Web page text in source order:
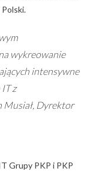
wykreowanie
intensywne
z
Musiał, Dyrektor
Grupy PKP i PKP